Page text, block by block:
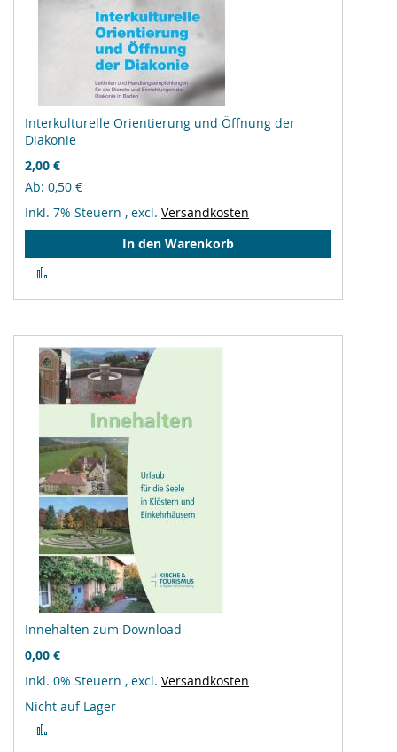
Interkulturelle Orientierung und Öffnung der
Diakonie
2,00 €
Ab 0,50 €
Inkl. 7% Steuern , excl. Versandkosten
In den Warenkorb
hinzufügen
Innehalten zum Download
0,00 €
Inkl. 0% Steuern , excl. Versandkosten
Nicht auf Lager